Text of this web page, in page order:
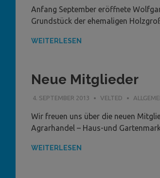
Anfang September eröffnete
Grundstück der ehemaligen
WEITERLESEN
Neue Mitglieder
4. SEPTEMBER 2013 VELTED
Wir freuen uns über die neuen
Agrarhandel – Haus-und
WEITERLESEN